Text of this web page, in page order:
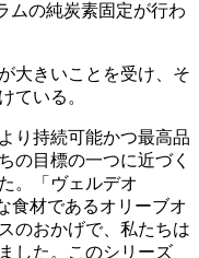
ムの純炭素固定が行わ
大きいことを受け、そ
ている。
り持続可能かつ最高品
の目標の一つに近づく
。「ヴェルデオ
食材であるオリーブオ
のおかげで、私たちは
した。このシリーズ